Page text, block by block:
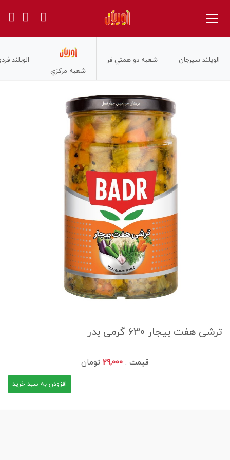
الويلند سيرجان
شعبه دو همتي فر
شعبه مركزي
الويلند
ترشی هفت بیجار 630 گرمی بدر
قیمت : 29,000 تومان
افزودن به سبد خرید